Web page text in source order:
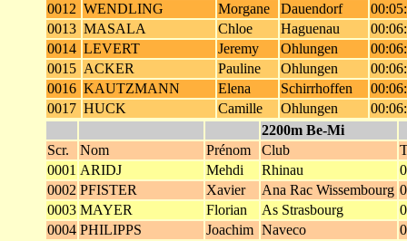
0012 WENDLING Morgane Dauendorf
0013 MASALA Chloe Haguenau
0014 LEVERT Jeremy Ohlungen
0015 ACKER Pauline Ohlungen
0016 KAUTZMANN Elena Schirrhoffen
0017 HUCK Camille Ohlungen
2200m Be-Mi
Scr.
Nom Prénom Club
0001 ARIDJ Mehdi Rhinau
0002 PFISTER Xavier Ana Rac Wissembourg
0003 MAYER Florian As Strasbourg
0004 PHILIPPS Joachim Naveco